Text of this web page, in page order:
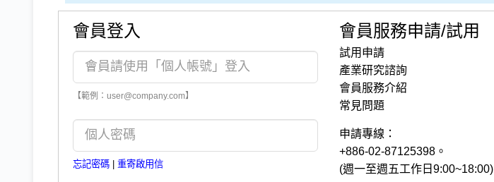
會員登入
【範例：user@company.com】
忘記密碼 重寄啟用信
會員服務申請/試用
試用申請
產業研究諮詢
會員服務介紹
常見問題
申請專線：
+886-02-87125398。
(週一至週五工作日9:00~18:00)